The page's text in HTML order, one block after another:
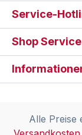
Service-
Shop Service
Alle Preise